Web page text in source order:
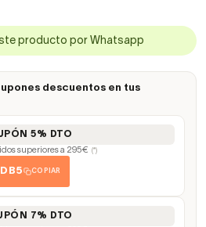
producto por Whatsapp
descuentos en tus
5% DTO
superiores a 295€ (*)
DB5 COPIAR
7% DTO